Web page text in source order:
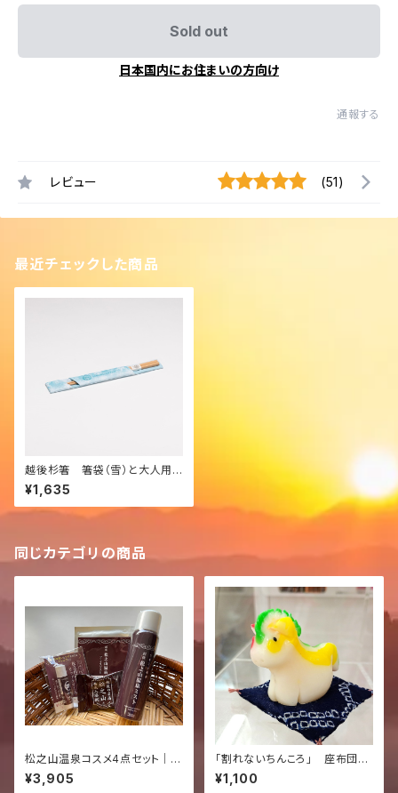
Sold out
日本国内にお住まいの方向け
通報する
レビュー (51)
最近チェックした商品
越後杉箸 箸袋（雪）と大人用
箸
¥1,635
同じカテゴリの商品
松之山温泉コスメ4点セット｜ミ
スト・リップクリーム・フェイスマ
スク・入浴錠
¥3,905
「割れないちんころ」 座布団付
き置物 (うま1個)
¥1,100